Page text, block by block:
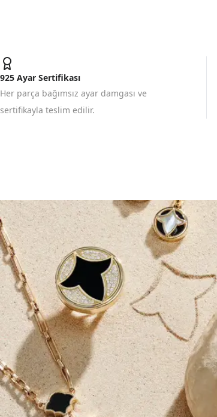
925 Ayar Sertifikası
Her parça bağımsız ayar damgası ve
sertifikayla teslim edilir.